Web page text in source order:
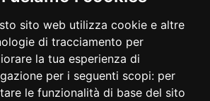
sito web utilizza cookie e altre
di tracciamento per
la tua esperienza di
per i seguenti scopi: per
le funzionalità di base del sito
Società a socio unico
Via Antonio Canova 16/20
40138 Bologna
Condizioni generali